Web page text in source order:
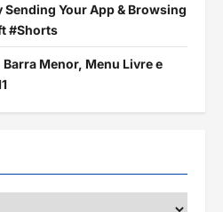
Your App & Browsing
#Shorts
Barra Menor, Menu Livre e